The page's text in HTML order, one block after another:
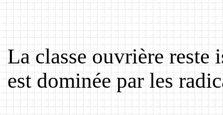
La classe ouvrière reste
est dominée par les